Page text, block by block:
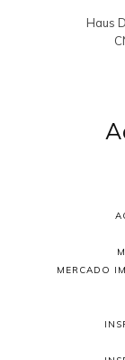
Haus
MERCADO